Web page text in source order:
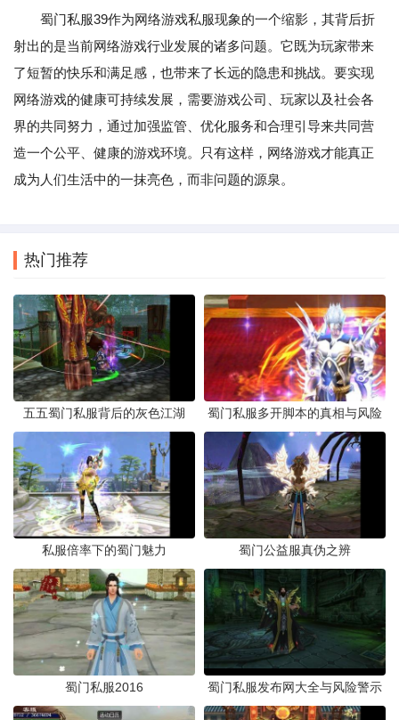
蜀门私服39作为网络游戏私服现象的一个缩影，其背后折
射出的是当前网络游戏行业发展的诸多问题。它既为玩家带来
了短暂的快乐和满足感，也带来了长远的隐患和挑战。要实现
网络游戏的健康可持续发展，需要游戏公司、玩家以及社会各
界的共同努力，通过加强监管、优化服务和合理引导来共同营
造一个公平、健康的游戏环境。只有这样，网络游戏才能真正
成为人们生活中的一抹亮色，而非问题的源泉。
热门推荐
五五蜀门私服背后的灰色江湖 蜀门私服多开脚本的真相与风险
私服倍率下的蜀门魅力 蜀门公益服真伪之辨
蜀门私服2016 蜀门私服发布网大全与风险警示